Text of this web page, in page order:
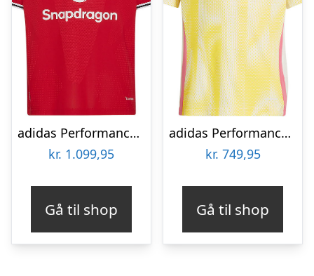
adidas Performance Fodboldtrøje – Manchester United H – Mufred
kr. 1.099,95
Gå til shop
adidas Performance Fodboldtrøje – Juventus A JSY Y – Gul
kr. 749,95
Gå til shop